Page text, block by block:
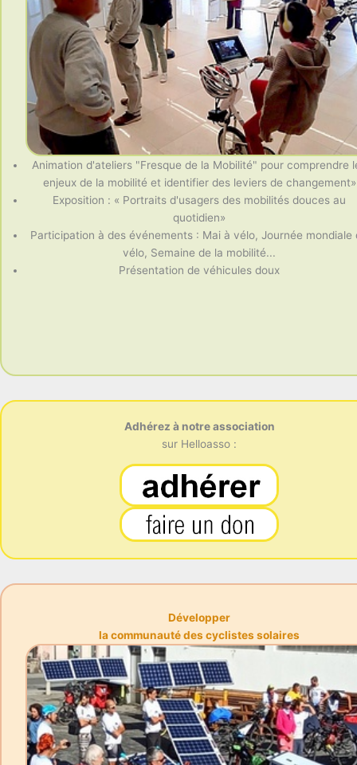
Animation d'ateliers "Fresque de la Mobilité" pour comprendre
enjeux de la mobilité et identifier des leviers de changement»
Exposition : « Portraits d'usagers des mobilités douces au
quotidien»
Participation à des événements : Mai à vélo, Journée mondiale
vélo, Semaine de la mobilité...
Présentation de véhicules doux
Adhérez à notre association
sur Helloasso :
Développer
la communauté des cyclistes solaires